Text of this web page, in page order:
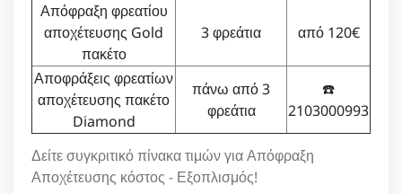
Δείτε συγκριτικό πίνακα τιμών για Απόφραξη
Αποχέτευσης κόστος - Εξοπλισμός!
Απόφραξη φρεατίου
αποχέτευσης Gold
πακέτο
3 φρεάτια από 120€
Αποφράξεις φρεατίων
αποχέτευσης πακέτο
Diamond
πάνω από 3
φρεάτια
☎️
2103000993